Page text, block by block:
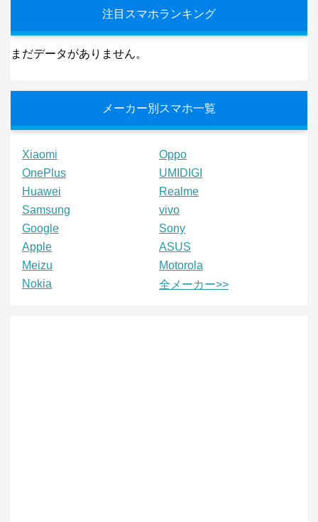
注目スマホランキング
まだデータがありません。
メーカー別スマホ一覧
Xiaomi
Oppo
OnePlus
UMIDIGI
Huawei
Realme
Samsung
vivo
Google
Sony
Apple
ASUS
Meizu
Motorola
Nokia
全メーカー>>